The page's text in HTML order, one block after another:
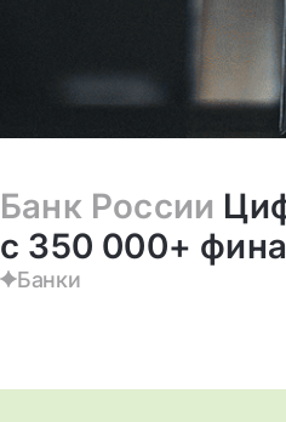
Банк России
с 350 000+
Банки